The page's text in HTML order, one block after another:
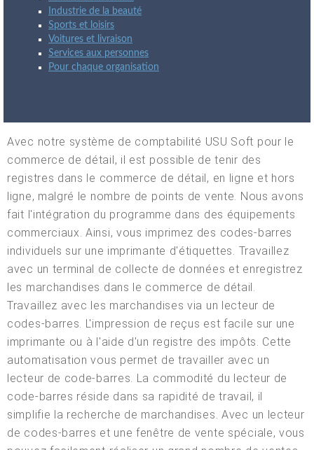
Industrie de la beauté
Sports et loisirs
Voitures et livraison
Services aux personnes
Pour chaque organisation
Avec notre système de comptabilité USU Soft pour le
commerce de détail, il est possible de tenir des
registres dans le commerce de détail, en ligne et hors
ligne, malgré le nombre de points de vente. Nous avons
fait l'intégration du programme dans des équipements
commerciaux. Ainsi, vous imprimez des codes-barres
individuels sur une imprimante d'étiquettes. Travaillez
avec un terminal de collecte de données et enregistrez
les marchandises dans le commerce de détail.
Travaillez avec les marchandises via un lecteur de
codes-barres. L'impression de reçus est facile sur une
imprimante ou à l'aide d'un registre des impôts. Cette
automatisation vous permet de travailler avec un
lecteur de code-barres. La commodité du lecteur de
code-barres réside dans sa rapidité de travail, il
simplifie la recherche de marchandises. Avec un lecteur
de codes-barres et une fenêtre de vente spéciale, vous